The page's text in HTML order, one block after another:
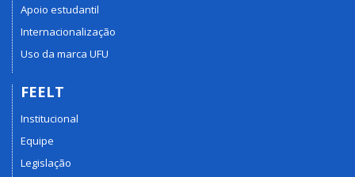
Apoio estudantil
Internacionalização
Uso da marca UFU
FEELT
Institucional
Equipe
Legislação